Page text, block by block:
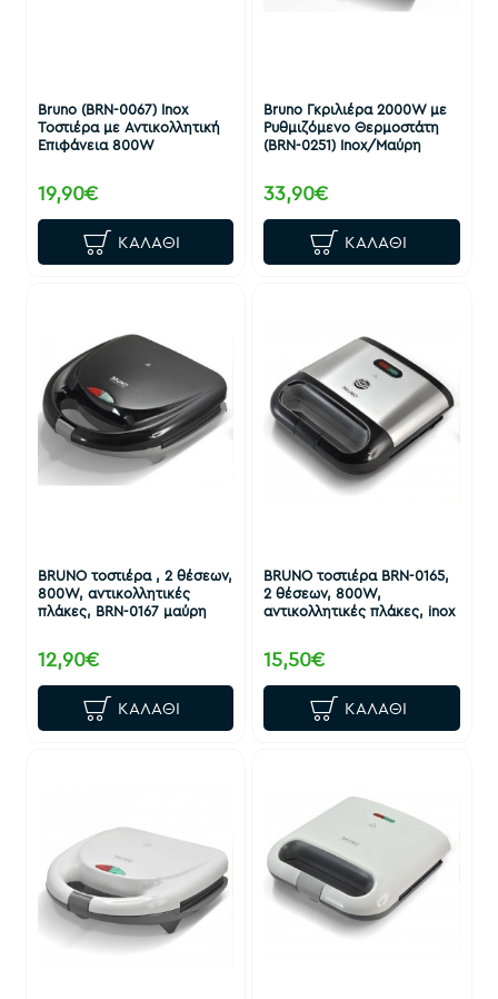
Bruno (BRN-0067) Inox
Τοστιέρα με Αντικολλητική
Επιφάνεια 800W
19,90€
ΚΑΛΆΘΙ
Bruno Γκριλιέρα 2000W με
Ρυθμιζόμενο Θερμοστάτη
(BRN-0251) Inox/Μαύρη
33,90€
ΚΑΛΆΘΙ
BRUNO τοστιέρα , 2 θέσεων,
800W, αντικολλητικές
πλάκες, BRN-0167 μαύρη
12,90€
ΚΑΛΆΘΙ
BRUNO τοστιέρα BRN-0165,
2 θέσεων, 800W,
αντικολλητικές πλάκες, inox
15,50€
ΚΑΛΆΘΙ